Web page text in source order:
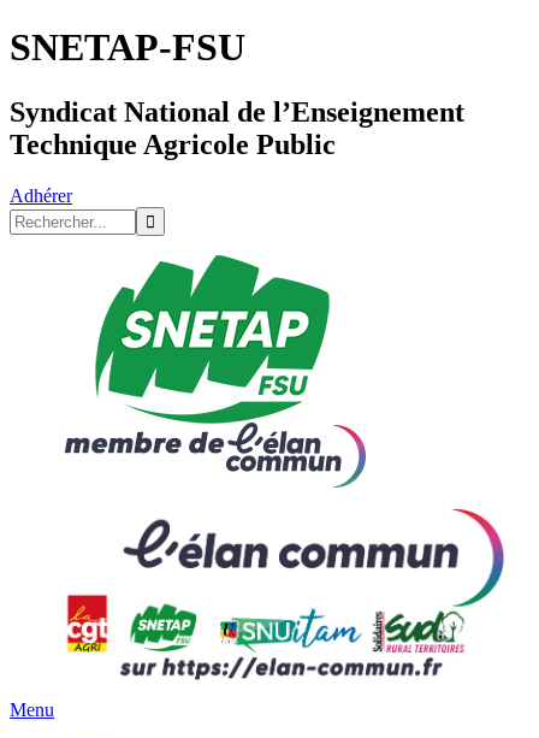
SNETAP-FSU
Syndicat National de l’Enseignement
Technique Agricole Public
Adhérer
Menu